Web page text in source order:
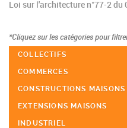
Loi sur l'architecture n°77-2 du
*Cliquez sur les catégories pour
COLLECTIFS
COMMERCES
CONSTRUCTIONS MAISONS
EXTENSIONS MAISONS
INDUSTRIEL